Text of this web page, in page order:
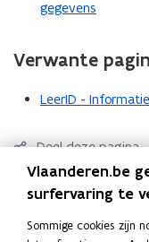
n
o
n
t
gegevens
Verwante
LeerID -
Deel deze pagina
L
i
K
o
Contact
Vlaanderen.be
surfervaring te
Sommige cookies zijn